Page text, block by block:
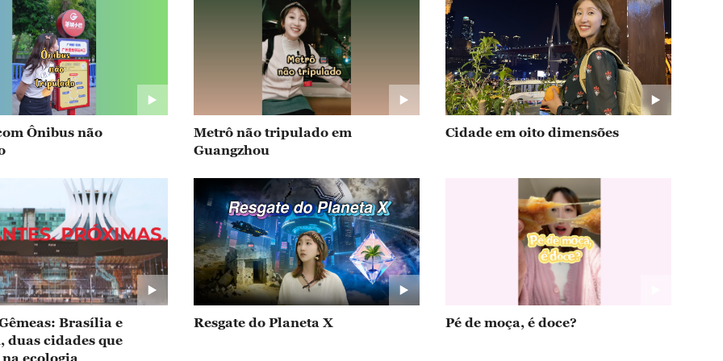
Ônibus não
Metrô não tripulado em
Guangzhou
Cidade em oito dimensões
Brasília e
duas cidades que
ecologia
Resgate do Planeta X Pé de moça, é doce?